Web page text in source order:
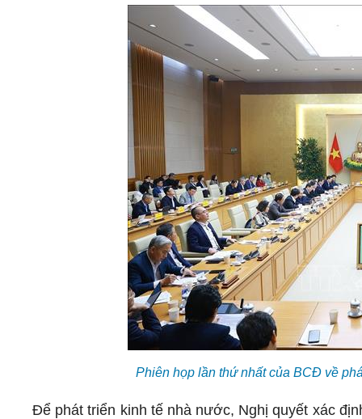
Phiên họp lần thứ nhất của BCĐ về
Để phát triển kinh tế nhà nước, Nghị quyết xác